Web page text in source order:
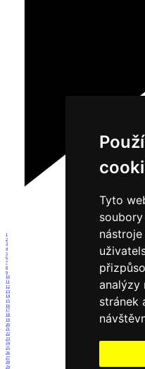
Tyto
analýzy
stránek
1
2
3
4
5
6
7
8
9
10
11
12
13
14
15
16
17
18
19
20
21
22
23
24
25
26
27
28
29